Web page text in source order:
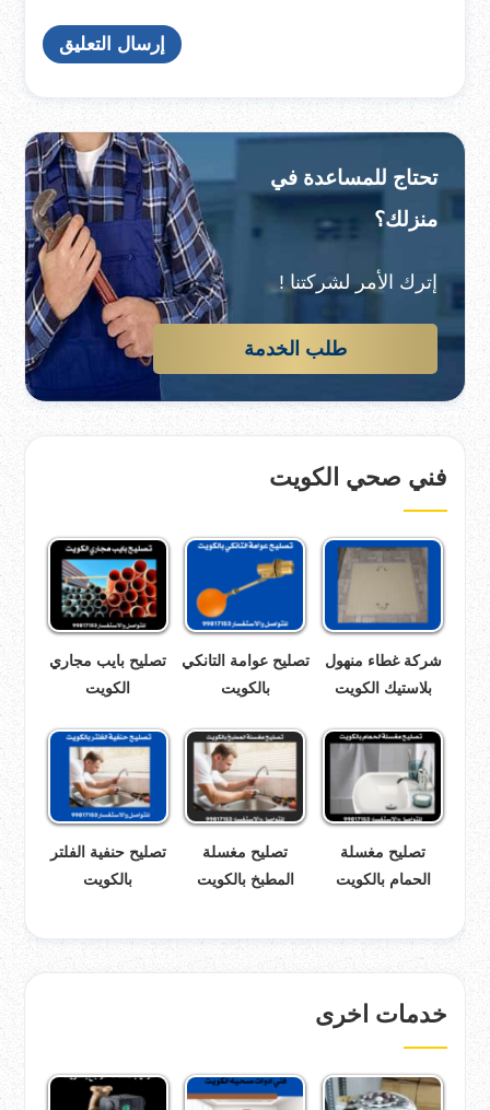
تحتاج للمساعدة في
منزلك؟
إترك الأمر لشركتنا !
طلب الخدمة
فني صحي الكويت
شركة غطاء منهول
بلاستيك الكويت
تصليح عوامة التانكي
بالكويت
تصليح بايب مجاري
الكويت
تصليح مغسلة
الحمام بالكويت
تصليح مغسلة
المطبخ بالكويت
تصليح حنفية الفلتر
بالكويت
خدمات اخرى